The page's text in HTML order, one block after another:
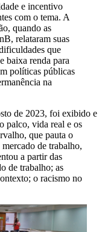
e incentivo
com o tema. A
quando as
relataram suas
que
baixa renda para
políticas públicas
na
de 2023, foi exibido e
palco, vida real e os
que pauta o
de trabalho,
a partir das
de trabalho; as
o racismo no